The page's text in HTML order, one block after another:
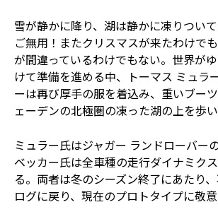
雪が静かに降り、湖は静かに凍りつい
ご無用！またクリスマスが来たわけで
が間違っているわけでもない。世界が
けて準備を進める中、トーマス ミュラ
ーは再び厚手の服を着込み、重いブー
ェーデンの北極圏の凍った湖の上を歩い
ミュラー氏はジャガー ランドローバー
ベッカー氏は全車種の走行ダイナミク
る。両者は冬のシーズン終了にあたり
ログに戻り、現在のプロトタイプに敬意